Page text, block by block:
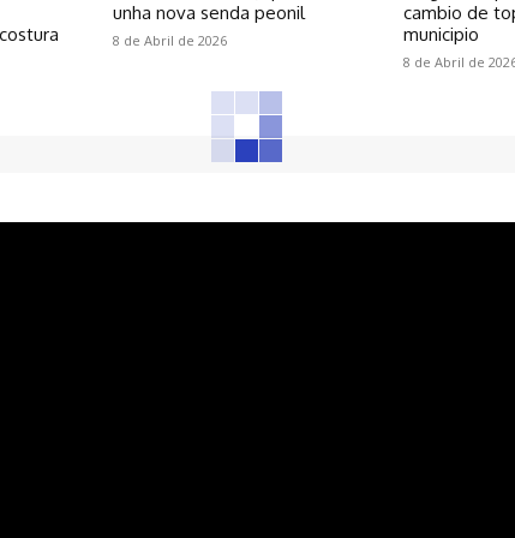
unha nova senda peonil
8 de Abril de 2026
cambio de
municipio
8 de Abril de